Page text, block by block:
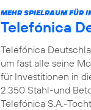
MEHR SPIELRAUM FÜR
Telefónica
Telefónica
um fast alle seine
für Investitionen in
2.350 Stahl-und
Telefónica S.A.-